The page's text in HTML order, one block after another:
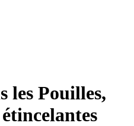
les Pouilles,